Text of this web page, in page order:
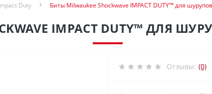
Duty Биты Milwaukee Shockwave IMPACT DUTY™ для
IMPACT DUTY™ ДЛЯ
Отзывы: (0)